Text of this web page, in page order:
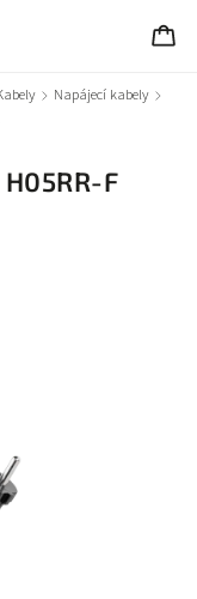
/ Napájecí kabely /
F